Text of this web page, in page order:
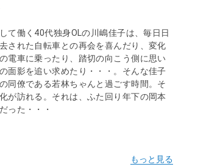
て働く40代独身OLの川嶋佳子は、毎日日
された自転車との再会を喜んだり、変化
電車に乗ったり、踏切の向こう側に思い
面影を追い求めたり・・・。そんな佳子
同僚である若林ちゃんと過ごす時間。そ
が訪れる。それは、ふた回り年下の岡本
った・・・